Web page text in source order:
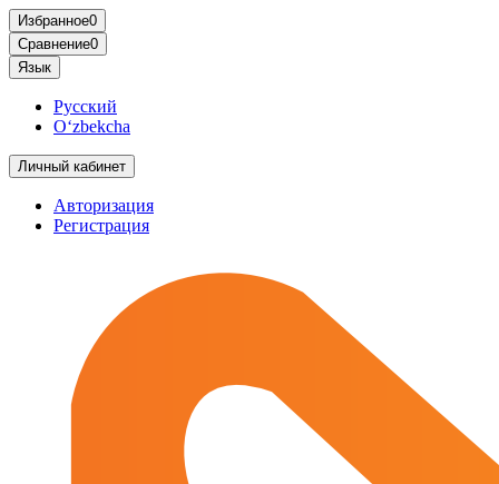
Избранное0
Сравнение0
Язык
Русский
O‘zbekcha
Личный кабинет
Авторизация
Регистрация